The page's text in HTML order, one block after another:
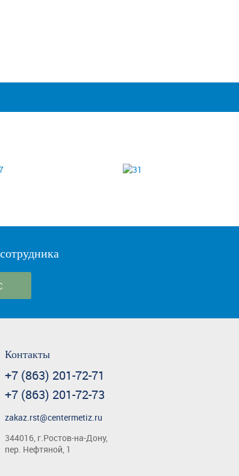
Контакты
+7 (863) 201-72-71
+7 (863) 201-72-73
zakaz.rst@centermetiz.ru
344016, г.Ростов-на-Дону,
пер. Нефтяной, 1